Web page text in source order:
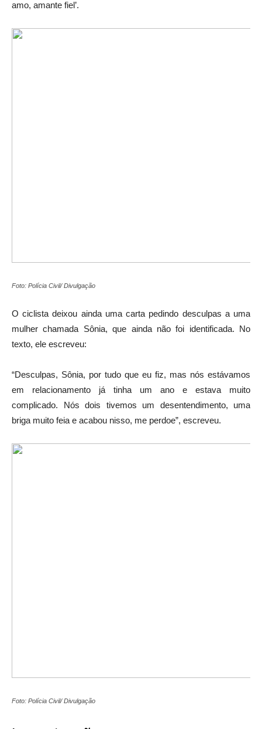
amo, amante fiel’.
Foto: Polícia Civil/ Divulgação
O ciclista deixou ainda uma carta pedindo desculpas a uma
mulher chamada Sônia, que ainda não foi identificada. No
texto, ele escreveu:
“Desculpas, Sônia, por tudo que eu fiz, mas nós estávamos
em relacionamento já tinha um ano e estava muito
complicado. Nós dois tivemos um desentendimento, uma
briga muito feia e acabou nisso, me perdoe”, escreveu.
Foto: Polícia Civil/ Divulgação